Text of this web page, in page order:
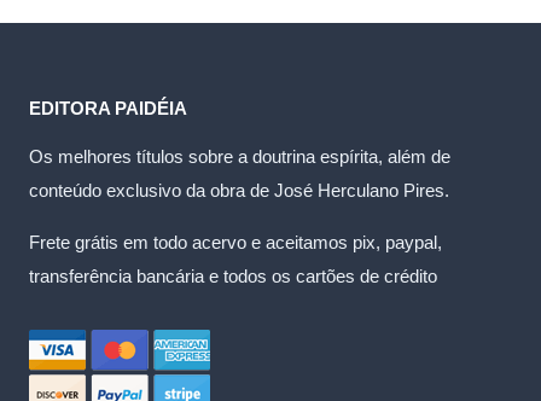
EDITORA PAIDÉIA
Os melhores títulos sobre a doutrina espírita, além de
conteúdo exclusivo da obra de José Herculano Pires.
Frete grátis em todo acervo e aceitamos pix, paypal,
transferência bancária e todos os cartões de crédito